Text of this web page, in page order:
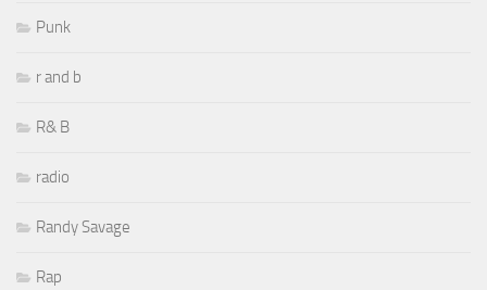
Punk
r and b
R& B
radio
Randy Savage
Rap